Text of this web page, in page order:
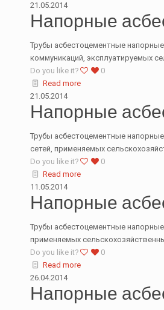
21.05.2014
Напорные
Трубы асбестоцементные
коммуникаций, эксплуатируемых
Do you like it?
0
Read more
21.05.2014
Напорные
Трубы асбестоцементные
сетей, применяемых
Do you like it?
0
Read more
11.05.2014
Напорные
Трубы асбестоцементные
применяемых
Do you like it?
0
Read more
26.04.2014
Напорные